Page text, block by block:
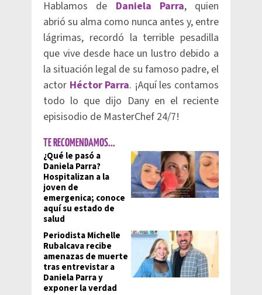
Hablamos de Daniela Parra, quien
abrió su alma como nunca antes y, entre
lágrimas, recordó la terrible pesadilla
que vive desde hace un lustro debido a
la situación legal de su famoso padre, el
actor Héctor Parra. ¡Aquí les contamos
todo lo que dijo Dany en el reciente
episisodio de MasterChef 24/7!
TE RECOMENDAMOS...
¿Qué le pasó a
Daniela Parra?
Hospitalizan a la
joven de
emergenica; conoce
aquí su estado de
salud
Periodista Michelle
Rubalcava recibe
amenazas de muerte
tras entrevistar a
Daniela Parra y
exponer la verdad